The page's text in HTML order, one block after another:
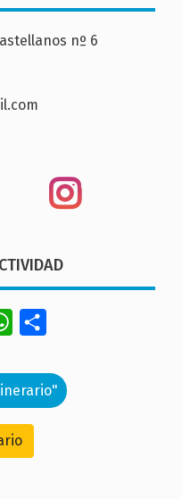
nº 6
WhatsApp